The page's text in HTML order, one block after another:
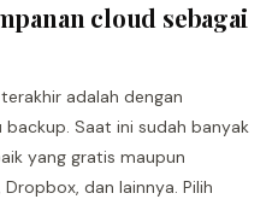
cloud sebagai
adalah dengan
Saat ini sudah banyak
yang gratis maupun
dan lainnya. Pilih